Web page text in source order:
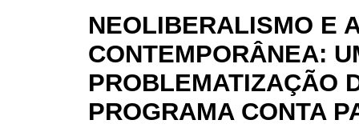
NEOLIBERALISMO E
CONTEMPORÂNEA:
PROBLEMATIZAÇÃO
PROGRAMA CONTA